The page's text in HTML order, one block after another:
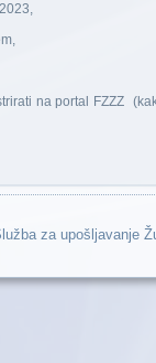
na portal FZZZ
za upošljavanje